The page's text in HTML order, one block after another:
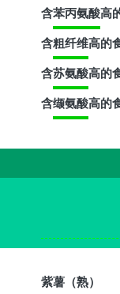
含苯丙氨酸高
含粗纤维高的
含苏氨酸高的
含缬氨酸高的
紫薯（熟）